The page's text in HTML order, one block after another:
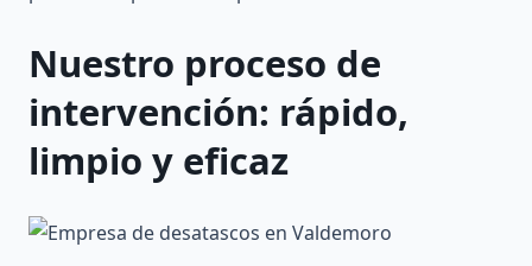
Nuestro proceso de
intervención: rápido,
limpio y eficaz